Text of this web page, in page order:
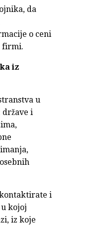
da
o ceni
firmi.
iz
u
države i
i
kojoj
iz koje